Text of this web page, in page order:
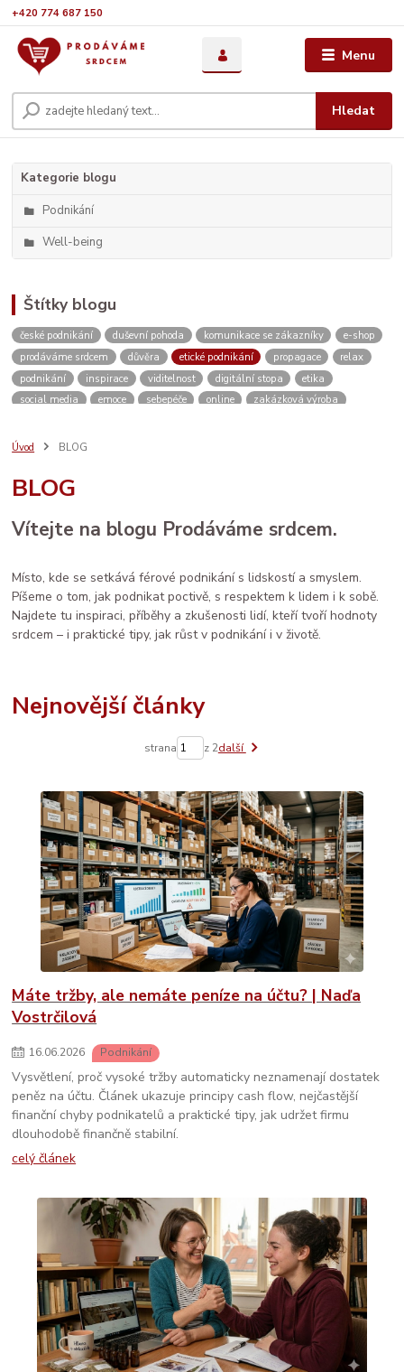
Menu
Hledat
+420 774 687 150
Kategorie blogu
Podnikání
Well-being
Štítky blogu
české podnikání duševní pohoda komunikace se zákazníky
e-shop
prodáváme srdcem
důvěra etické podnikání propagace
relax
podnikání
inspirace viditelnost digitální stopa
etika
social media
emoce sebepéče online
zakázková výroba
prodej
vánoce
děti
sítě
zdraví
Úvod BLOG
BLOG
Vítejte na blogu Prodáváme srdcem.
Místo, kde se setkává férové podnikání s lidskostí a smyslem.
Píšeme o tom, jak podnikat poctivě, s respektem k lidem i k sobě.
Najdete tu inspiraci, příběhy a zkušenosti lidí, kteří tvoří hodnoty
srdcem – i praktické tipy, jak růst v podnikání i v životě.
Nejnovější články
strana z 2další
Máte tržby, ale nemáte peníze na účtu? | Naďa
Vostrčilová
16.06.2026 Podnikání
Vysvětlení, proč vysoké tržby automaticky neznamenají dostatek
peněz na účtu. Článek ukazuje principy cash flow, nejčastější
finanční chyby podnikatelů a praktické tipy, jak udržet firmu
dlouhodobě finančně stabilní.
celý článek